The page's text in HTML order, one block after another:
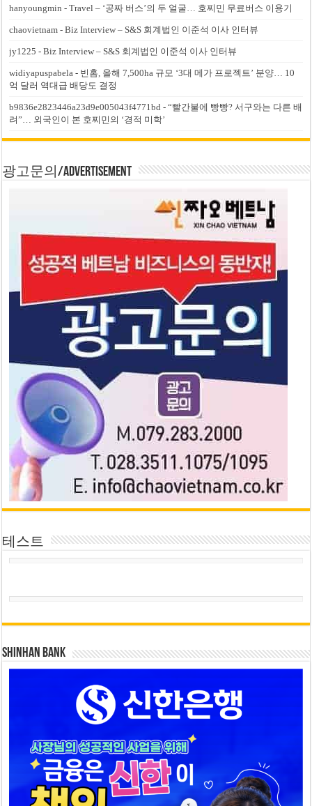
hanyoungmin -Travel – ‘공짜 버스’의 두 얼굴… 호찌민 무료버스 이용기
chaovietnam -Biz Interview – S&S 회계법인 이준석 이사 인터뷰
jy1225 -Biz Interview – S&S 회계법인 이준석 이사 인터뷰
widiyapuspabela - 빈홈, 올해 7,500ha 규모 ‘3대 메가 프로젝트’ 분양… 10
억 달러 역대급 배당도 결정
b9836e2823446a23d9e005043f4771bd -“빨간불에 빵빵? 서구와는 다른 배
려”… 외국인이 본 호찌민의 ‘경적 미학’
광고문의/Advertisement
테스트
SHINHAN BANK